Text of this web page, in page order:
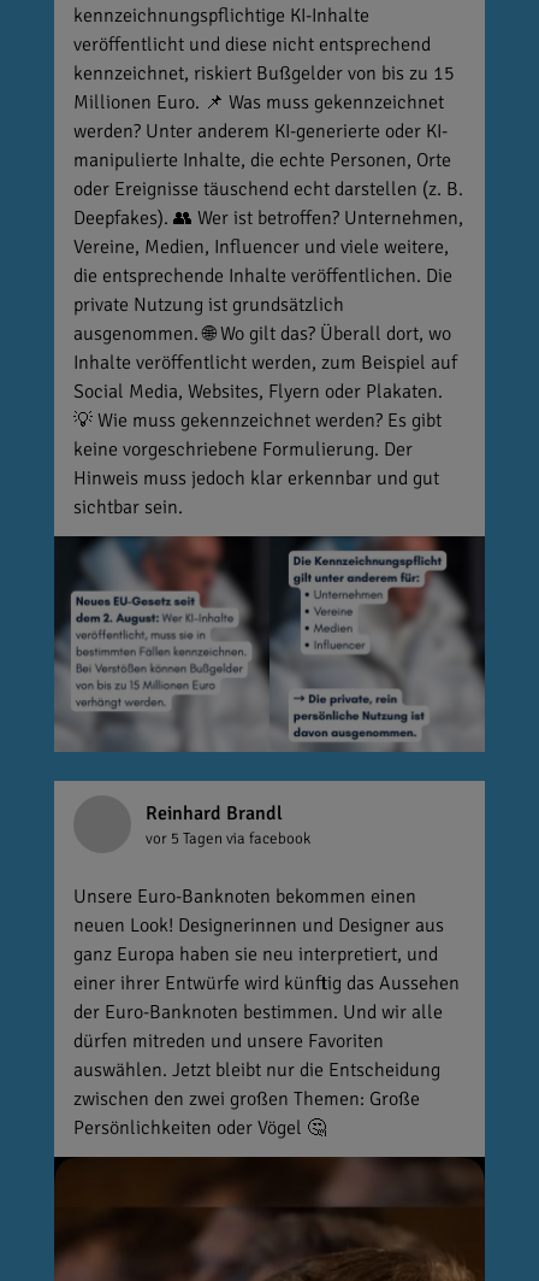
kennzeichnungspflichtige KI-Inhalte
veröffentlicht und diese nicht entsprechend
kennzeichnet, riskiert Bußgelder von bis zu 15
Millionen Euro. 📌 Was muss gekennzeichnet
werden? Unter anderem KI-generierte oder KI-
manipulierte Inhalte, die echte Personen, Orte
oder Ereignisse täuschend echt darstellen (z. B.
Deepfakes). 👥 Wer ist betroffen? Unternehmen,
Vereine, Medien, Influencer und viele weitere,
die entsprechende Inhalte veröffentlichen. Die
private Nutzung ist grundsätzlich
ausgenommen. 🌐 Wo gilt das? Überall dort, wo
Inhalte veröffentlicht werden, zum Beispiel auf
Social Media, Websites, Flyern oder Plakaten.
💡 Wie muss gekennzeichnet werden? Es gibt
keine vorgeschriebene Formulierung. Der
Hinweis muss jedoch klar erkennbar und gut
sichtbar sein.
Reinhard Brandl
vor 5 Tagen via facebook
Unsere Euro-Banknoten bekommen einen
neuen Look! Designerinnen und Designer aus
ganz Europa haben sie neu interpretiert, und
einer ihrer Entwürfe wird künftig das Aussehen
der Euro-Banknoten bestimmen. Und wir alle
dürfen mitreden und unsere Favoriten
auswählen. Jetzt bleibt nur die Entscheidung
zwischen den zwei großen Themen: Große
Persönlichkeiten oder Vögel 🤔